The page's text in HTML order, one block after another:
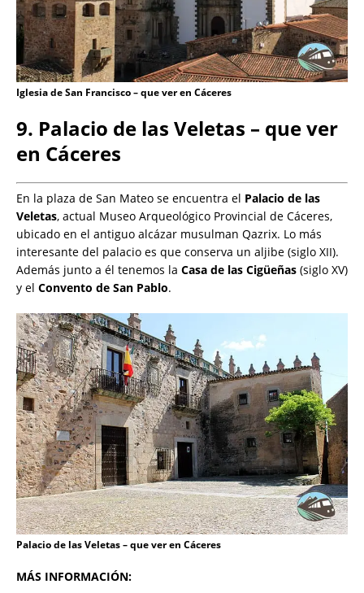
Iglesia de San Francisco – que ver en Cáceres
9. Palacio de las Veletas – que ver
en Cáceres
En la plaza de San Mateo se encuentra el Palacio de las
Veletas, actual Museo Arqueológico Provincial de Cáceres,
ubicado en el antiguo alcázar musulman Qazrix. Lo más
interesante del palacio es que conserva un aljibe (siglo XII).
Además junto a él tenemos la Casa de las Cigüeñas (siglo XV)
y el Convento de San Pablo.
Palacio de las Veletas – que ver en Cáceres
MÁS INFORMACIÓN: